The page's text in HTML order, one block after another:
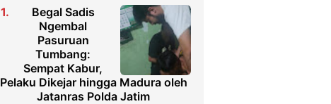
Begal Sadis
Ngembal
Pasuruan
Tumbang:
Sempat Kabur,
Pelaku Dikejar hingga Madura oleh
Jatanras Polda Jatim